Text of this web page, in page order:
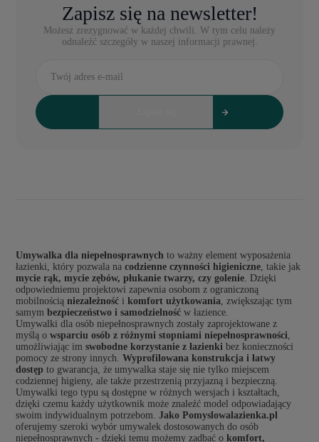
Zapisz się na newsletter!
Możesz zrezygnować w każdej chwili. W tym celu należy
odnaleźć szczegóły w naszej informacji prawnej.
Umywalka dla niepełnosprawnych to ważny element wyposażenia
łazienki, który pozwala nacodzienne czynności higieniczne, takie jak
mycie rąk, mycie zębów, płukanie twarzy, czy golenie. Dzięki
odpowiedniemu projektowi zapewnia osobom z ograniczoną
mobilnościąniezależność ikomfort użytkowania, zwiększając tym
samymbezpieczeństwo i samodzielność w łazience.
Umywalki dla osób niepełnosprawnych zostały zaprojektowane z
myślą owsparciu osób z różnymi stopniami niepełnosprawności,
umożliwiając imswobodne korzystanie z łazienki bez konieczności
pomocy ze strony innych.Wyprofilowana konstrukcja i łatwy
dostęp to gwarancja, że umywalka staje się nie tylko miejscem
codziennej higieny, ale także przestrzenią przyjazną i bezpieczną.
Umywalki tego typu są dostępne w różnych wersjach i kształtach,
dzięki czemu każdy użytkownik może znaleźć model odpowiadający
swoim indywidualnym potrzebom.Jako Pomyslowalazienka.pl
oferujemy szeroki wybór umywalek dostosowanych do osób
niepełnosprawnych - dzięki temu możemy zadbać okomfort,